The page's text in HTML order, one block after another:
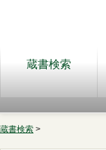
蔵書検索
蔵書検索 >